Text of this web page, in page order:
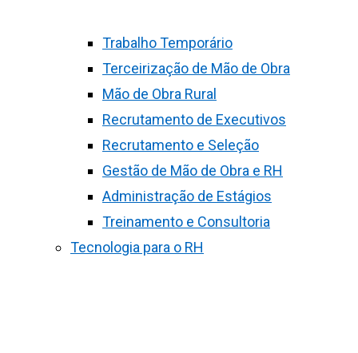
Trabalho Temporário
Terceirização de Mão de Obra
Mão de Obra Rural
Recrutamento de Executivos
Recrutamento e Seleção
Gestão de Mão de Obra e RH
Administração de Estágios
Treinamento e Consultoria
Tecnologia para o RH